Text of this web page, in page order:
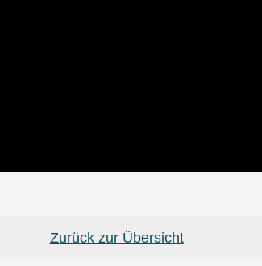
Zurück zur Übersicht